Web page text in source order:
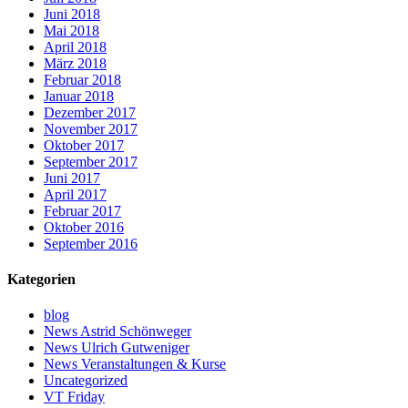
Juni 2018
Mai 2018
April 2018
März 2018
Februar 2018
Januar 2018
Dezember 2017
November 2017
Oktober 2017
September 2017
Juni 2017
April 2017
Februar 2017
Oktober 2016
September 2016
Kategorien
blog
News Astrid Schönweger
News Ulrich Gutweniger
News Veranstaltungen & Kurse
Uncategorized
VT Friday